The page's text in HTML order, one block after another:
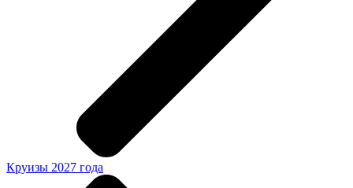
Круизы 2027 года